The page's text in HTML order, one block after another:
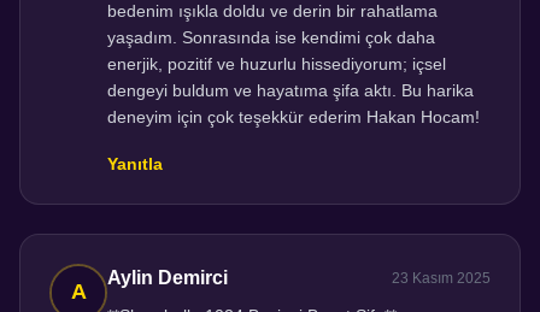
bedenim ışıkla doldu ve derin bir rahatlama
yaşadım. Sonrasında ise kendimi çok daha
enerjik, pozitif ve huzurlu hissediyorum; içsel
dengeyi buldum ve hayatıma şifa aktı. Bu harika
deneyim için çok teşekkür ederim Hakan Hocam!
Yanıtla
Aylin Demirci 23 Kasım 2025